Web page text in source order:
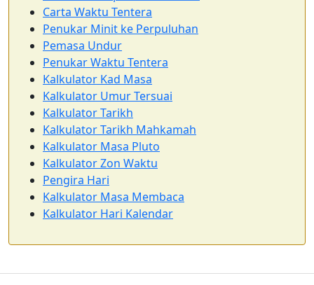
Carta Waktu Tentera
Penukar Minit ke Perpuluhan
Pemasa Undur
Penukar Waktu Tentera
Kalkulator Kad Masa
Kalkulator Umur Tersuai
Kalkulator Tarikh
Kalkulator Tarikh Mahkamah
Kalkulator Masa Pluto
Kalkulator Zon Waktu
Pengira Hari
Kalkulator Masa Membaca
Kalkulator Hari Kalendar